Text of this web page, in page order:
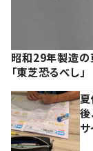
昭和29年製造の
「東芝恐るべし」
後
サ